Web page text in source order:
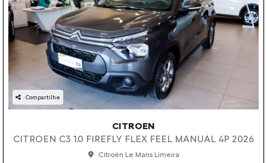
Compartilhe
CITROEN
CITROEN C3 1.0 FIREFLY FLEX FEEL MANUAL 4P 2026
Citroën Le Mans Limeira